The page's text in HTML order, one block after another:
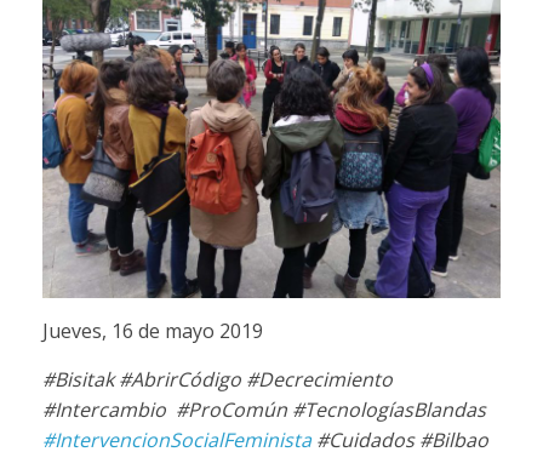
Jueves, 16 de mayo 2019
#Bisitak #AbrirCódigo #Decrecimiento
#Intercambio #ProComún #TecnologíasBlandas
#IntervencionSocialFeminista#Cuidados #Bilbao